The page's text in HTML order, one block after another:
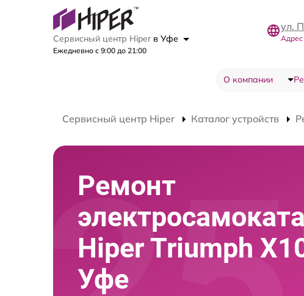
Сервисный центр Hiper в Уфе
Ежедневно с 9:00 до 21:00
ул.
Адрес
О компании
Сервисный центр Hiper Каталог устройств
Ремонт
электросамоката
Hiper Triumph
Уфе